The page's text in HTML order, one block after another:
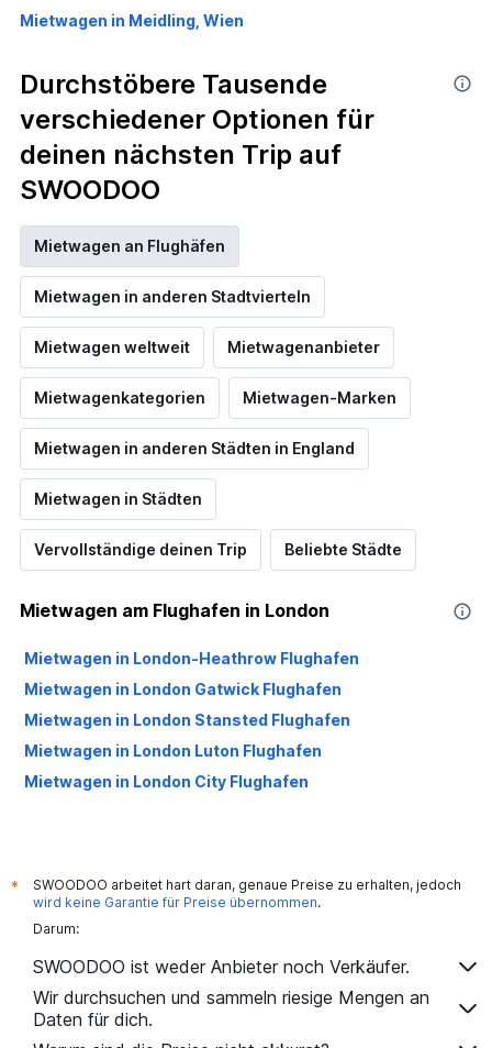
Mietwagen in Meidling, Wien
Durchstöbere Tausende
verschiedener Optionen für
deinen nächsten Trip auf
SWOODOO
Mietwagen an Flughäfen
Mietwagen in anderen Stadtvierteln
Mietwagen weltweit Mietwagenanbieter
Mietwagenkategorien Mietwagen-Marken
Mietwagen in anderen Städten in England
Mietwagen in Städten
Vervollständige deinen Trip Beliebte Städte
Mietwagen am Flughafen in London
Mietwagen in London-Heathrow Flughafen
Mietwagen in London Gatwick Flughafen
Mietwagen in London Stansted Flughafen
Mietwagen in London Luton Flughafen
Mietwagen in London City Flughafen
*
SWOODOO arbeitet hart daran, genaue Preise zu erhalten, jedoch
wird keine Garantie für Preise übernommen.
Darum:
SWOODOO ist weder Anbieter noch Verkäufer.
Wir durchsuchen und sammeln riesige Mengen an
Daten für dich.